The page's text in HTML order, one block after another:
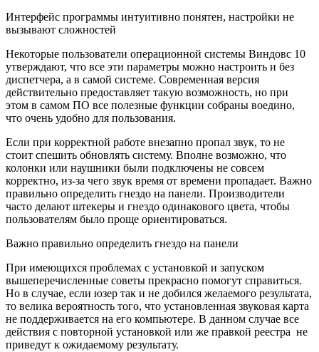
Интерфейс программы интуитивно понятен, настройки не
вызывают сложностей
Некоторые пользователи операционной системы Виндовс 10
утверждают, что все эти параметры можно настроить и без
диспетчера, а в самой системе. Современная версия
действительно предоставляет такую возможность, но при
этом в самом ПО все полезные функции собраны воедино,
что очень удобно для пользования.
Если при корректной работе внезапно пропал звук, то не
стоит спешить обновлять систему. Вполне возможно, что
колонки или наушники были подключены не совсем
корректно, из-за чего звук время от времени пропадает. Важно
правильно определить гнездо на панели. Производители
часто делают штекеры и гнездо одинакового цвета, чтобы
пользователям было проще ориентироваться.
Важно правильно определить гнездо на панели
При имеющихся проблемах с установкой и запуском
вышеперечисленные советы прекрасно помогут справиться.
Но в случае, если юзер так и не добился желаемого результата,
то велика вероятность того, что установленная звуковая карта
не поддерживается на его компьютере. В данном случае все
действия с повторной установкой или же правкой реестра не
приведут к ожидаемому результату.